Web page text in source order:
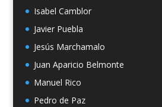
Isabel Camblor
Javier Puebla
Jesús Marchamalo
Juan Aparicio Belmonte
Manuel Rico
Pedro de Paz